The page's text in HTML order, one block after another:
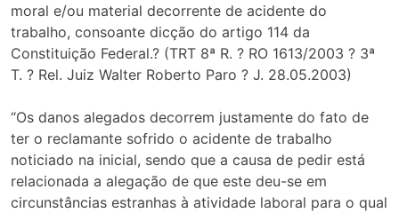
moral e/ou material decorrente de acidente do
trabalho, consoante dicção do artigo 114 da
Constituição Federal.? (TRT 8ª R. ? RO 1613/2003 ? 3ª
T. ? Rel. Juiz Walter Roberto Paro ? J. 28.05.2003)
“Os danos alegados decorrem justamente do fato de
ter o reclamante sofrido o acidente de trabalho
noticiado na inicial, sendo que a causa de pedir está
relacionada a alegação de que este deu-se em
circunstâncias estranhas à atividade laboral para o qual